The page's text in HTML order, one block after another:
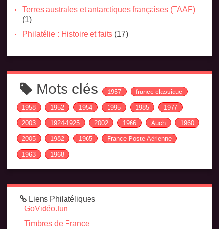
Terres australes et antarctiques françaises (TAAF)
(1)
Philatélie : Histoire et faits (17)
Mots clés 1957 france classique
1958 1952 1954 1995 1985 1977
2003 1924-1925 2002 1966 Auch 1960
2005 1982 1965 France Poste Aérienne
1963 1968
Liens Philatéliques
GoVidéo.fun
Timbres de France